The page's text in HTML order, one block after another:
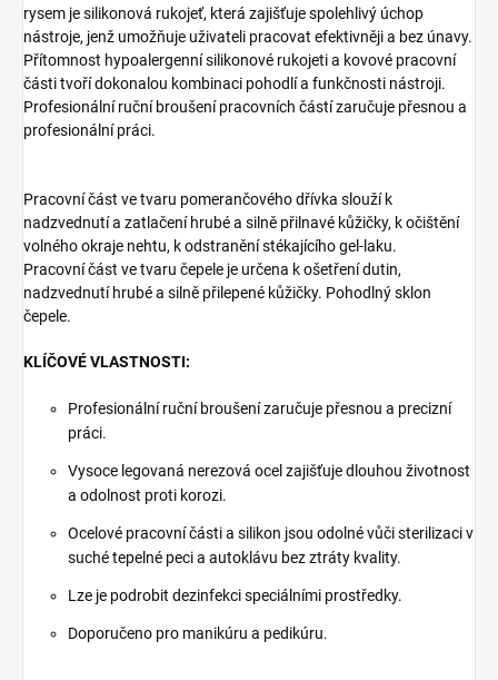
rysem je silikonová rukojeť, která zajišťuje spolehlivý úchop
nástroje, jenž umožňuje uživateli pracovat efektivněji a bez únavy.
Přítomnost hypoalergenní silikonové rukojeti a kovové pracovní
části tvoří dokonalou kombinaci pohodlí a funkčnosti nástroji.
Profesionální ruční broušení pracovních částí zaručuje přesnou a
profesionální práci.
Pracovní část ve tvaru pomerančového dřívka slouží k
nadzvednutí a zatlačení hrubé a silně přilnavé kůžičky, k očištění
volného okraje nehtu, k odstranění stékajícího gel-laku.
Pracovní část ve tvaru čepele je určena k ošetření dutin,
nadzvednutí hrubé a silně přilepené kůžičky. Pohodlný sklon
čepele.
KLÍČOVÉ VLASTNOSTI:
Profesionální ruční broušení zaručuje přesnou a precizní
práci.
Vysoce legovaná nerezová ocel zajišťuje dlouhou životnost
a odolnost proti korozi.
Ocelové pracovní části a silikon jsou odolné vůči sterilizaci v
suché tepelné peci a autoklávu bez ztráty kvality.
Lze je podrobit dezinfekci speciálními prostředky.
Doporučeno pro manikúru a pedikúru.